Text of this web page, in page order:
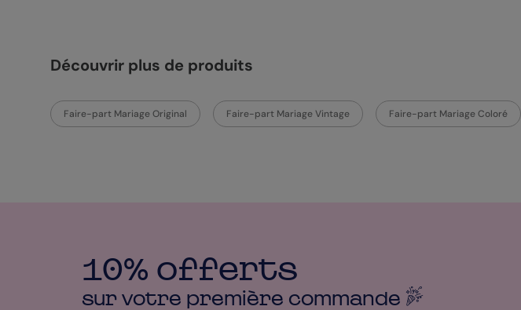
Découvrir plus de produits
Faire-part Mariage Original Faire-part Mariage Vintage Faire-part Mariage Coloré
10% offerts
sur votre première commande